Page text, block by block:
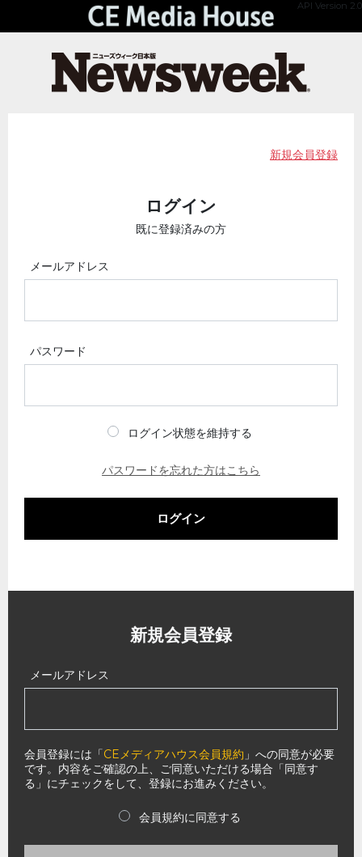
API Version 2.0
新規会員登録
ログイン
既に登録済みの方
メールアドレス
パスワード
ログイン状態を維持する
パスワードを忘れた方はこちら
ログイン
新規会員登録
メールアドレス
会員登録には「CEメディアハウス会員規約 」への同意が必要
です。内容をご確認の上、ご同意いただける場合「同意す
る」にチェックをして、登録にお進みください。
会員規約に同意する